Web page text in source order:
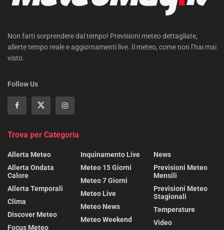
Non farti sorprendere dal tempo! Previsioni meteo dettagliate,
allerte tempo reale e aggiornamenti live. Il meteo, come non l’hai mai
visto.
Follow Us
Trova per Categoria
Allerta Meteo
Allerta Ondata
Calore
Allerta Temporali
Clima
Discover Meteo
Focus Meteo
Inquinamento Live
Meteo 15 Giorni
Meteo 7 Giorni
Meteo Live
Meteo News
Meteo Weekend
News
Previsioni Meteo
Mensili
Previsioni Meteo
Stagionali
Temperature
Video